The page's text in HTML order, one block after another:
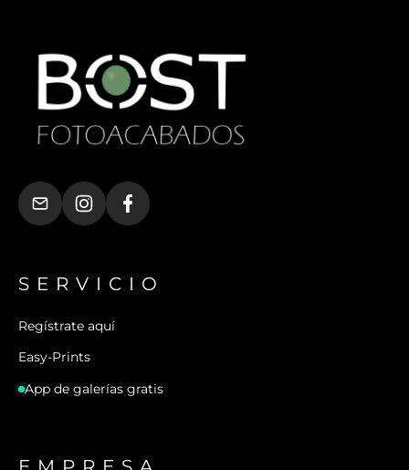
SERVICIO
Regístrate aquí
Easy-Prints
App de galerías gratis